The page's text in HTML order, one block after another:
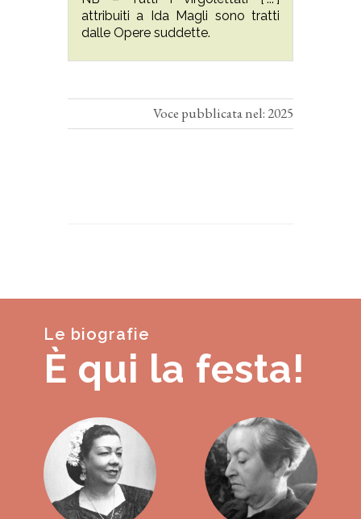
attribuiti a Ida Magli sono tratti
dalle Opere suddette.
Voce pubblicata nel: 2025
Le biografie
È qui la festa!